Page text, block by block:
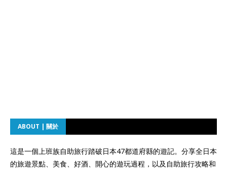
ABOUT | 關於
這是一個上班族自助旅行踏破日本47都道府縣的遊記。分享全日本
的旅遊景點、美食、好酒、開心的遊玩過程，以及自助旅行攻略和